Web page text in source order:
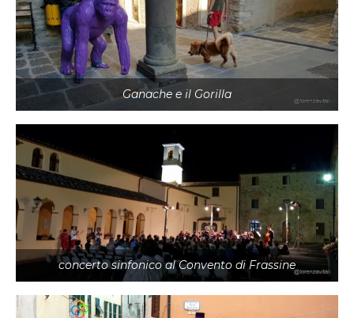
Ganache e il Gorilla
concerto sinfonico al Convento di Frassine